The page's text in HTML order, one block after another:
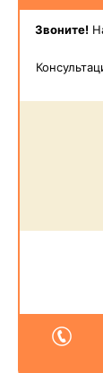
Звоните!